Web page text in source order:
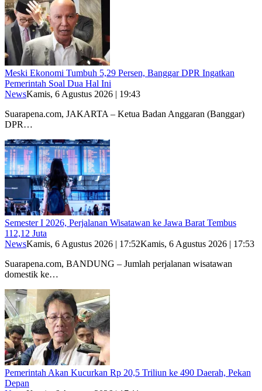
Meski Ekonomi Tumbuh 5,29 Persen, Banggar DPR Ingatkan
Pemerintah Soal Dua Hal Ini
NewsKamis, 6 Agustus 2026 | 19:43
Suarapena.com, JAKARTA – Ketua Badan Anggaran (Banggar)
DPR…
Semester I 2026, Perjalanan Wisatawan ke Jawa Barat Tembus
112,12 Juta
NewsKamis, 6 Agustus 2026 | 17:52Kamis, 6 Agustus 2026 | 17:53
Suarapena.com, BANDUNG – Jumlah perjalanan wisatawan
domestik ke…
Pemerintah Akan Kucurkan Rp 20,5 Triliun ke 490 Daerah, Pekan
Depan